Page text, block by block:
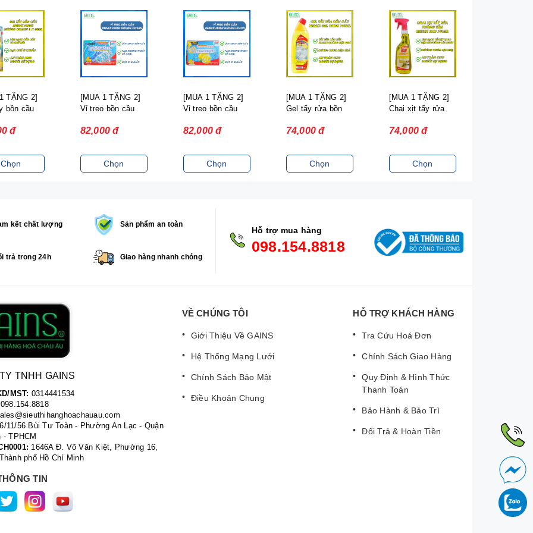
TẶNG 2]
bồn cầu
đ
Chọn
[MUA 1 TẶNG 2]
Vỉ treo bồn cầu
Hương Biển
82,000 đ
Chọn
[MUA 1 TẶNG 2]
Vỉ treo bồn cầu
Hương chanh
82,000 đ
Chọn
[MUA 1 TẶNG 2]
Gel tẩy rửa bồn
750ml
74,000 đ
Chọn
[MUA 1 TẶNG 2]
Chai xịt tẩy rửa
BAD 750ml
74,000 đ
Chọn
kết chất lượng Sản phẩm an toàn
trả trong 24h Giao hàng nhanh chóng
Hỗ trợ mua hàng
098.154.8818
TNHH GAINS
MST: 0314441534
098.154.8818
11/56 Bùi Tư Toàn - Phường An Lạc - Quận
- TPHCM
1646A Đ. Võ Văn Kiệt, Phường 16,
phố Hồ Chí Minh
TIN
VỀ CHÚNG TÔI
Giới Thiệu Về GAINS
Hệ Thống Mạng Lưới
Chính Sách Bảo Mật
Điều Khoản Chung
HỖ TRỢ KHÁCH HÀNG
Tra Cứu Hoá Đơn
Chính Sách Giao Hàng
Quy Định & Hình Thức
Thanh Toán
Bảo Hành & Bảo Trì
Đổi Trả & Hoàn Tiền